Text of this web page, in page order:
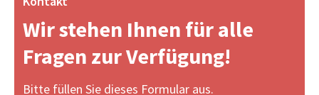
Wir stehen Ihnen für alle
Fragen zur Verfügung!
Bitte füllen Sie dieses Formular aus.